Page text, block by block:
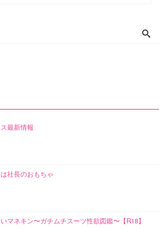
最新情報
社長のおもちゃ
マネキン〜ガチムチスーツ性欲図鑑〜【R18】